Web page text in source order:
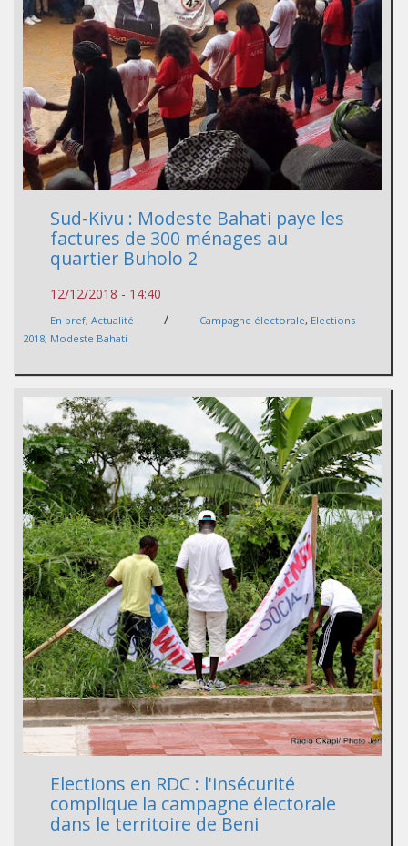
Sud-Kivu : Modeste Bahati paye les
factures de 300 ménages au
quartier Buholo 2
12/12/2018 - 14:40
En bref, Actualité / Campagne électorale, Elections
2018, Modeste Bahati
Elections en RDC : l'insécurité
complique la campagne électorale
dans le territoire de Beni